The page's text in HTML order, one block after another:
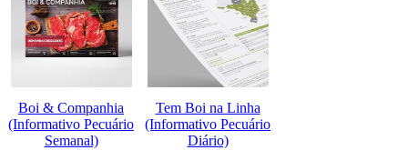
Boi & Companhia
(Informativo Pecuário
Semanal)
Tem Boi na Linha
(Informativo Pecuário
Diário)